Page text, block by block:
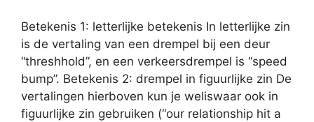
Betekenis 1: letterlijke betekenis In letterlijke zin
is de vertaling van een drempel bij een deur
“threshhold”, en een verkeersdrempel is “speed
bump”. Betekenis 2: drempel in figuurlijke zin De
vertalingen hierboven kun je weliswaar ook in
figuurlijke zin gebruiken (“our relationship hit a